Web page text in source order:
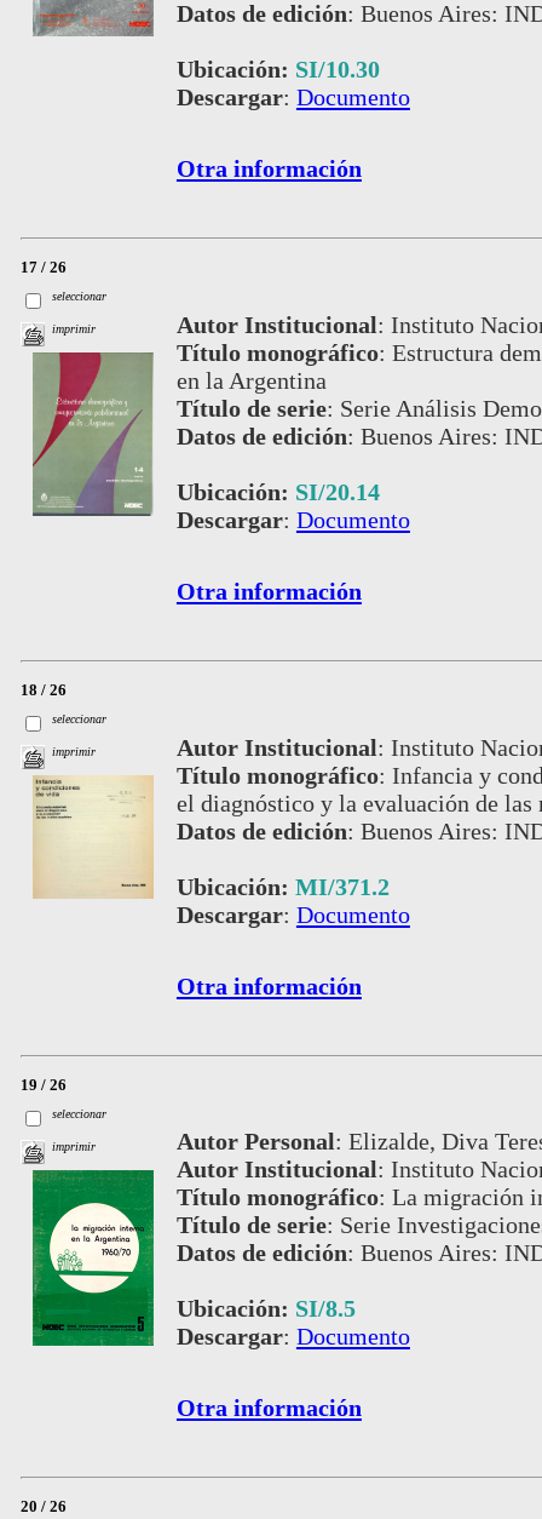
Datos de edición: Buenos Aires:
Ubicación: SI/10.30
Descargar: Documento
Otra información
17 / 26
seleccionar
imprimir Autor Institucional: Instituto
Título monográfico: Estructura
en la Argentina
Título de serie: Serie Análisis
Datos de edición: Buenos Aires:
Ubicación: SI/20.14
Descargar: Documento
Otra información
18 / 26
seleccionar
imprimir Autor Institucional: Instituto
Título monográfico: Infancia y
el diagnóstico y la evaluación de las
Datos de edición: Buenos Aires:
Ubicación: MI/371.2
Descargar: Documento
Otra información
19 / 26
seleccionar
imprimir Autor Personal: Elizalde, Diva
Autor Institucional: Instituto
Título monográfico: La migración
Título de serie: Serie
Datos de edición: Buenos Aires:
Ubicación: SI/8.5
Descargar: Documento
Otra información
20 / 26